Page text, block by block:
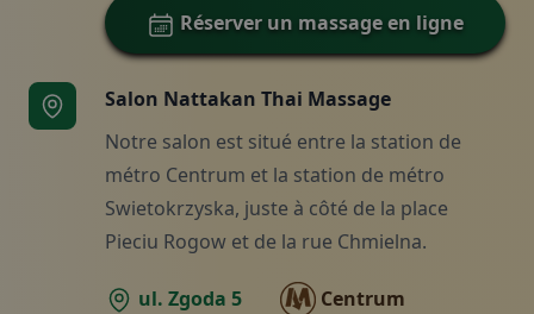
Réserver un massage en ligne
Salon Nattakan Thai Massage
Notre salon est situé entre la station de
métro Centrum et la station de métro
Swietokrzyska, juste à côté de la place
Pieciu Rogow et de la rue Chmielna.
ul. Zgoda 5 Centrum